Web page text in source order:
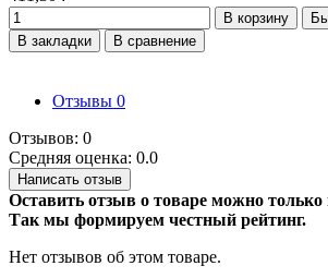
В корзину
В закладки
В сравнение
Отзывы 0
Отзывов: 0
Средняя оценка: 0.0
Написать отзыв
Оставить отзыв о товаре можно только
Так мы формируем честный рейтинг.
Нет отзывов об этом товаре.